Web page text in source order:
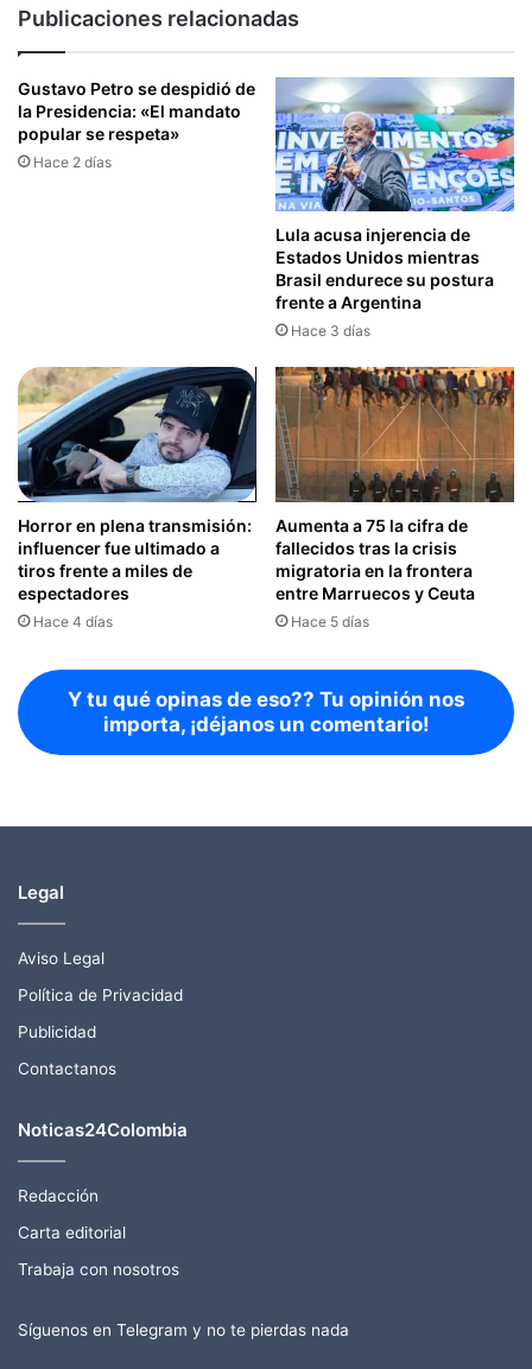
Publicaciones relacionadas
Gustavo Petro se despidió de
la Presidencia: «El mandato
popular se respeta»
Hace 2 días
Lula acusa injerencia de
Estados Unidos mientras
Brasil endurece su postura
frente a Argentina
Hace 3 días
Horror en plena transmisión:
influencer fue ultimado a
tiros frente a miles de
espectadores
Hace 4 días
Aumenta a 75 la cifra de
fallecidos tras la crisis
migratoria en la frontera
entre Marruecos y Ceuta
Hace 5 días
Y tu qué opinas de eso?? Tu opinión nos
importa, ¡déjanos un comentario!
Legal
Aviso Legal
Política de Privacidad
Publicidad
Contactanos
Noticas24Colombia
Redacción
Carta editorial
Trabaja con nosotros
Síguenos en Telegram y no te pierdas nada